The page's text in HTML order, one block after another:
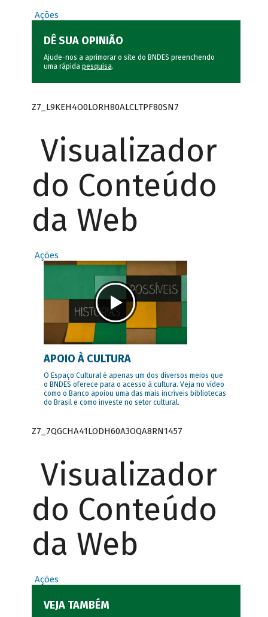
Ações
DÊ SUA OPINIÃO
Ajude-nos a aprimorar o site do BNDES preenchendo
uma rápida pesquisa.
Z7_L9KEH4O0LORH80ALCLTPF80SN7
Visualizador
do Conteúdo
da Web
Ações
APOIO À CULTURA
O Espaço Cultural é apenas um dos diversos meios que
o BNDES oferece para o acesso à cultura. Veja no vídeo
como o Banco apoiou uma das mais incríveis bibliotecas
do Brasil e como investe no setor cultural.
Z7_7QGCHA41LODH60A3OQA8RN1457
Visualizador
do Conteúdo
da Web
Ações
VEJA TAMBÉM